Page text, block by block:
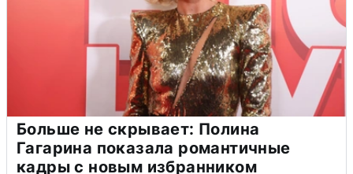
Больше не скрывает: Полина
Гагарина показала романтичные
кадры с новым избранником